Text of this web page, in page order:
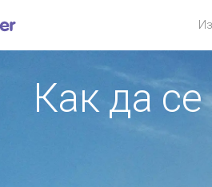
Как да